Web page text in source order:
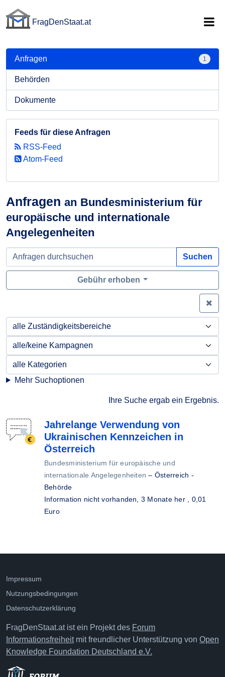
FragDenStaat.at
Anfragen an Bundesministerium für
europäische und internationale
Angelegenheiten
Suchen
Gebühr erhoben
Mehr Suchoptionen
Ihre Suche ergab ein Ergebnis.
Jahrelange Verwendung von
Ukrainischen Kennzeichen in
Österreich
Bundesministerium für europäische und
internationale Angelegenheiten – Österreich -
Behörde
Information nicht vorhanden, 3 Monate her, 0,01
Euro
Anfragen 1
Behörden
Dokumente
Feeds für diese Anfragen
RSS-Feed
Atom-Feed
Impressum
Nutzungsbedingungen
Datenschutzerklärung
FragDenStaat.at ist ein Projekt des Forum
Informationsfreiheitmit freundlicher Unterstützung von Open
Knowledge Foundation Deutschland e.V.